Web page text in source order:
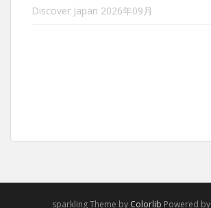
Discover Japan 2026年09月
sparkling Theme by Colorlib Powered by